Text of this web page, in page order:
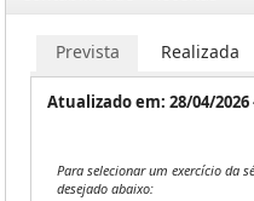
Prevista Realizada
Atualizado em: 28/04/2026
Para selecionar um exercício da
desejado abaixo: